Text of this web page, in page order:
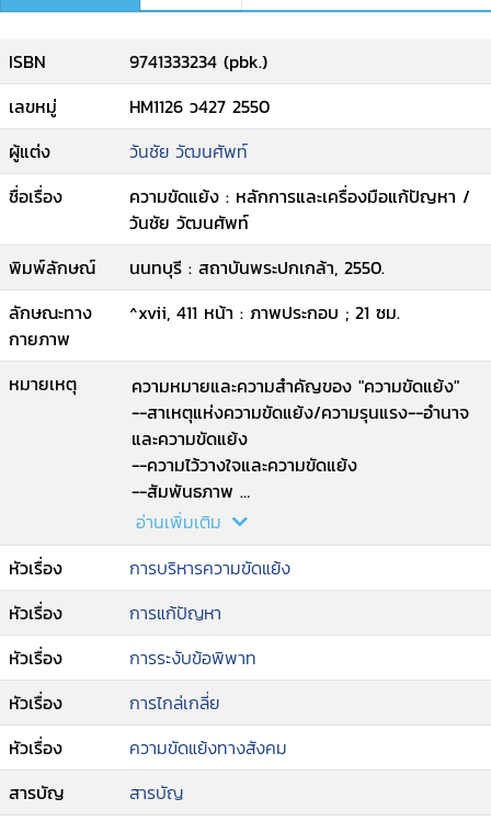
ISBN
9741333234 (pbk.)
เลขหมู่
HM1126 ว427 2550
ผู้แต่ง
วันชัย วัฒนศัพท์
ชื่อเรื่อง
ความขัดแย้ง : หลักการและเครื่องมือแก้ปัญหา /
วันชัย วัฒนศัพท์
พิมพ์ลักษณ์
นนทบุรี : สถาบันพระปกเกล้า, 2550.
ลักษณะทาง
กายภาพ
^xvii, 411 หน้า : ภาพประกอบ ; 21 ซม.
หมายเหตุ
ความหมายและความสำคัญของ "ความขัดแย้ง"
--สาเหตุแห่งความขัดแย้ง/ความรุนแรง--อำนาจ
และความขัดแย้ง
--ความไว้วางใจและความขัดแย้ง
--สัมพันธภาพ
--ความยุติธรรมและความขัดแย้ง
--สันติวิธีกับการจัดการความขัดแย้งในนโยบาย
สาธารณะ
--การตัดสินใจแบบมีส่วนร่วม
--การแก้ปัญหาข้อพิพาทด้วยการเจรจาไกล่เกลี่ย
--พฤติกรรมความขัดแย้ง
--หลักของการสื่อสารกับการแก้ปัญหาความขัด
แย้ง
--การวิเคราะห์ความขัดแย้งและการนำคู่เจรจามาสู่
โต๊ะเจรจา
--การเตรียมตัวก่อนการเจรจา
--การดำเนินการกระบวนการเจรจาไกล่เกลี่ย
อ่านเพิ่มเติม
หัวเรื่อง
การบริหารความขัดแย้ง
หัวเรื่อง
การแก้ปัญหา
หัวเรื่อง
การระงับข้อพิพาท
หัวเรื่อง
การไกล่เกลี่ย
หัวเรื่อง
ความขัดแย้งทางสังคม
สารบัญ
สารบัญ